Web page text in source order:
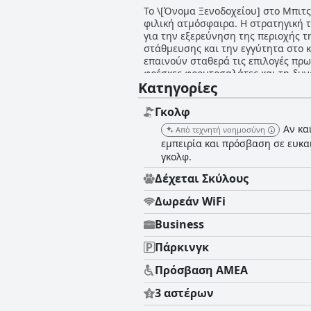
Το \[Όνομα Ξενοδοχείου] στο
φιλική ατμόσφαιρα. Η στρατηγική
για την εξερεύνηση της περιοχής
στάθμευσης και την εγγύτητα στο
επαινούν σταθερά τις επιλογές
φρέσκες φρουτοσαλάτες και τη
οι επισκέπτες ξεκινούν την ημέρα
θετικά σχόλια για τις νόστιμες
βεράντα και η φιλική εξυπηρέτηση
καθαριότητα, την άνεση και την
διακόσμηση και το μέτριο
καθαριότητα επεκτείνεται σε
πρότυπα. Το προσωπικό στο \[Όνομα Ξενοδοχείου] ξεχωρίζει για την εξαιρετική του εξυπηρέτηση. Περιγράφονται ως φιλικοί, φιλόξενοι
και εξυπηρετικοί, συμβάλλουν
κριτικές, αν και υπάρχουν
το \[Όνομα Ξενοδοχείου]
καταλύματα και την εξαιρετική
γοητεία και την ιστορία του Μπιτς
Κατηγορίες
Γκολφ
Από τεχνητή νοημοσύνη
Αν
εμπειρία και πρόσβαση σε
γκολφ.
Δέχεται Σκύλους
Δωρεάν WiFi
Business
Πάρκινγκ
Πρόσβαση ΑΜΕΑ
3 αστέρων